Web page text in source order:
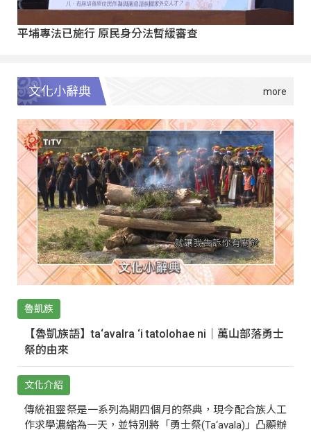
平埔專法已施行 原民身分法暫緩審查
文化小辭典
魯凱族
【魯凱族語】ta‘avalra ‘i tatolohae ni｜萬山部落勇士
祭的由來
文化介紹
傳統祖靈祭是一系列為期四個月的祭典，現今配合族人工
作求學濃縮為一天，並特別將「勇士祭(Ta‘avala)」凸顯辦